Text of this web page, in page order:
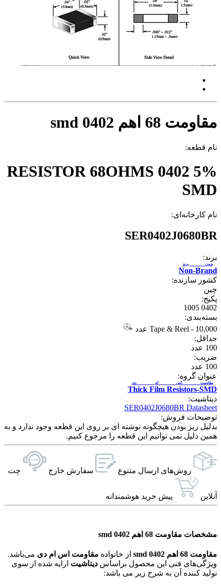
مقاومت 68 اهم 0402 smd
نام قطعه:
RESISTOR 68OHMS 0402 5%
SMD
نام کارخانه‌ای:
SER0402J0680BR
برند:
Non-Brand
بدون برند
کشور سازنده:
چین
پکیج:
0402 1005
بسته‌بندی:
Tape & Reel - 10,000 عدد
حداقل:
100 عدد
ضریب:
100 عدد
عنوان گروه:
Thick Film Resistors-SMD
مقاومت اس ام دی
دیتاشیت:
SER0402J0680BR Datasheet
توضیحات فروش:
بدلیل ریز بودن هیچگونه نوشته ای بر روی این قطعه وجود ندارد و به
همین دلیل نمی توانیم این قطعه را مرجوع کنیم.
روش‌های ارسال‌ متنوع سفارش خارج چت
آنلاین پیش خرید هوشمندانه
مشخصات مقاومت 68 اهم 0402 smd
مقاومت 68 اهم 0402 smd از خانواده مقاومت اس ام دی می‌باشد.
ویژگی‌های فنی این محصول براساس دیتاشیت ارایه شده از سوی
تولید کننده آن به شرح زیر می باشد: